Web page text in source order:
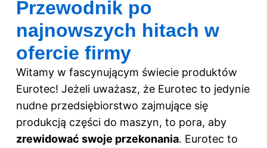
Przewodnik po
najnowszych hitach w
ofercie firmy
Witamy w fascynującym świecie produktów
Eurotec! Jeżeli uważasz, że Eurotec to jedynie
nudne przedsiębiorstwo zajmujące się
produkcją części do maszyn, to pora, aby
zrewidować swoje przekonania. Eurotec to